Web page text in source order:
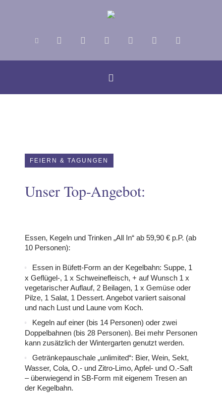
FEIERN & TAGUNGEN
Unser Top-Angebot:
Essen, Kegeln und Trinken „All In“ ab 59,90 € p.P. (ab
10 Personen):
Essen in Büfett-Form an der Kegelbahn: Suppe, 1
x Geflügel-, 1 x Schweinefleisch, + auf Wunsch 1 x
vegetarischer Auflauf, 2 Beilagen, 1 x Gemüse oder
Pilze, 1 Salat, 1 Dessert. Angebot variiert saisonal
und nach Lust und Laune vom Koch.
Kegeln auf einer (bis 14 Personen) oder zwei
Doppelbahnen (bis 28 Personen). Bei mehr Personen
kann zusätzlich der Wintergarten genutzt werden.
Getränkepauschale „unlimited“: Bier, Wein, Sekt,
Wasser, Cola, O.- und Zitro-Limo, Apfel- und O.-Saft
– überwiegend in SB-Form mit eigenem Tresen an
der Kegelbahn.